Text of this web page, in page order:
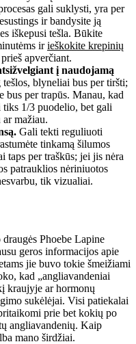
gali suklysti, yra per
ir bandysite ją
iškepusi tešla. Būkite
irieškokite krepinių
prieš apverčiant.
į naudojamą
tešlos, blyneliai bus per tiršti;
bus per trapūs. Manau, kad
1/3 puodelio, bet gali
mažiau.
Gali tekti reguliuoti
tinkamą šilumos
taps per traškūs; jei jis nėra
patrauklios nėriniuotos
tik vizualiai.
Phoebe Lapine
geros informacijos apie
jie buvo tokie šmeižiami
kad „angliavandeniai
kraujyje ar hormonų
sukėlėjai. Visi patiekalai
prie bet kokių po
angliavandenių. Kaip
mano širdžiai.